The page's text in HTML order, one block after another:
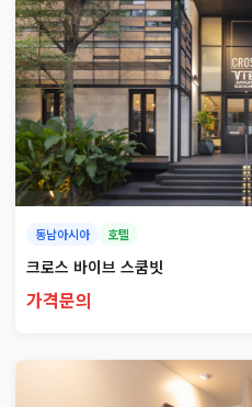
동남아시아 호텔
크로스 바이브 스쿰빗
가격문의